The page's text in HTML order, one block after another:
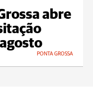
abre
PONTA GROSSA